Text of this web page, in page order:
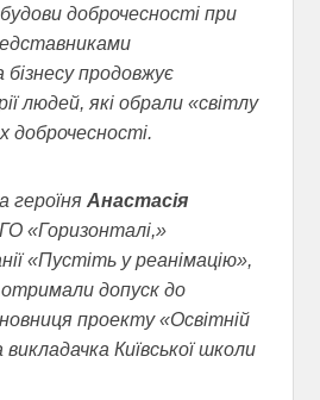
доброчесності при
продовжує
людей, які обрали «світлу
героїня Анастасія
«Горизонталі,»
«Пустіть у реанімацію»,
отримали допуск до
проекту «Освітній
Київської школи